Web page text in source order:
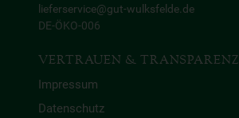
lieferservice@gut-wulksfelde.de
DE-ÖKO-006
VERTRAUEN & TRANSPARENZ
Impressum
Datenschutz